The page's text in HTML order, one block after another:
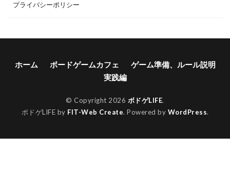
プライバシーポリシー
ホーム ボードゲームカフェ
ゲーム準備、ルール説明
実践編
© Copyright 2026 ボドゲLIFE.
ボドゲLIFE by FIT-Web Create. Powered by WordPress.